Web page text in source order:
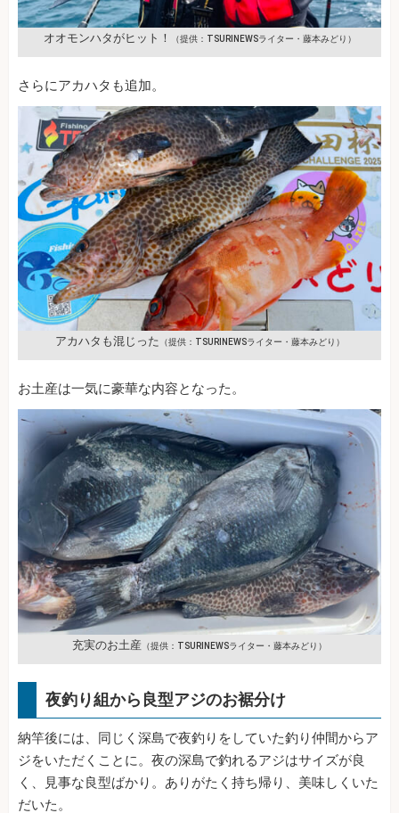
オオモンハタがヒット！ （提供：TSURINEWSライター・藤本みどり）
さらにアカハタも追加。
アカハタも混じった （提供：TSURINEWSライター・藤本みどり）
お土産は一気に豪華な内容となった。
充実のお土産 （提供：TSURINEWSライター・藤本みどり）
夜釣り組から良型アジのお裾分け
納竿後には、同じく深島で夜釣りをしていた釣り仲間からア
ジをいただくことに。夜の深島で釣れるアジはサイズが良
く、見事な良型ばかり。ありがたく持ち帰り、美味しくいた
だいた。